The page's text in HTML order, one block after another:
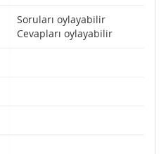
Soruları oylayabilir
Cevapları oylayabilir